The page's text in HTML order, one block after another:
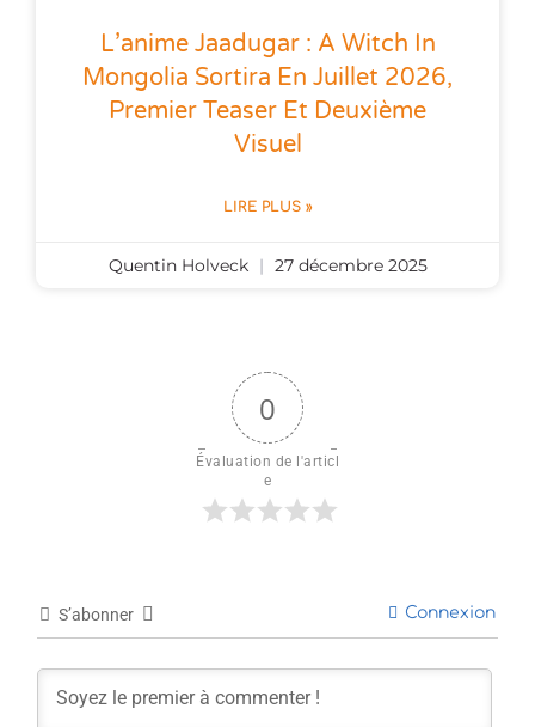
L’anime Jaadugar : A Witch In
Mongolia Sortira En Juillet 2026,
Premier Teaser Et Deuxième
Visuel
LIRE PLUS »
Quentin Holveck 27 décembre 2025
0
Évaluation de l'articl
e
S’abonner Connexion